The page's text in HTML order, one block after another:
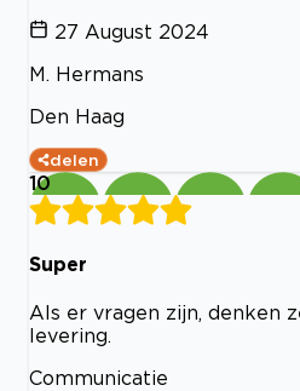
27 August 2024
M. Hermans
Den Haag
delen
10
Super
Als er vragen zijn, denken
levering.
Communicatie